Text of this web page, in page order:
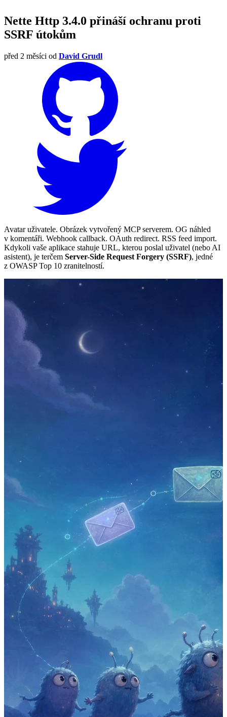
Nette Http 3.4.0 přináší ochranu proti
SSRF útokům
před 2 měsíci od David Grudl
Avatar uživatele. Obrázek vytvořený MCP serverem. OG náhled
v komentáři. Webhook callback. OAuth redirect. RSS feed import.
Kdykoli vaše aplikace stahuje URL, kterou poslal uživatel (nebo AI
asistent), je terčem Server-Side Request Forgery (SSRF), jedné
z OWASP Top 10 zranitelností.